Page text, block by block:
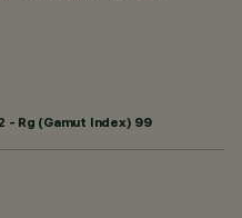
Rg (Gamut Index) 99